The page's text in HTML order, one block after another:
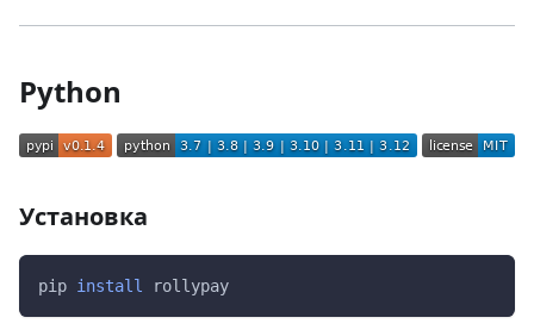
Python
Установка
pip install rollypay